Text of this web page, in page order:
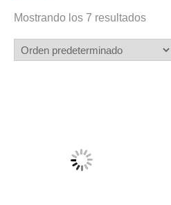
Mostrando los 7 resultados